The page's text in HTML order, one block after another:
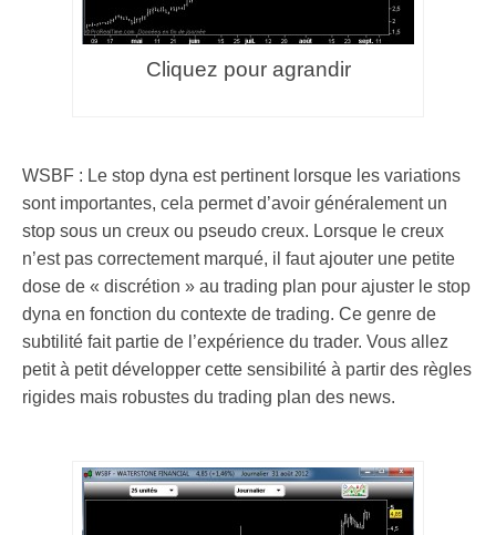
Cliquez pour agrandir
WSBF : Le stop dyna est pertinent lorsque les variations
sont importantes, cela permet d’avoir généralement un
stop sous un creux ou pseudo creux. Lorsque le creux
n’est pas correctement marqué, il faut ajouter une petite
dose de « discrétion » au trading plan pour ajuster le stop
dyna en fonction du contexte de trading. Ce genre de
subtilité fait partie de l’expérience du trader. Vous allez
petit à petit développer cette sensibilité à partir des règles
rigides mais robustes du trading plan des news.